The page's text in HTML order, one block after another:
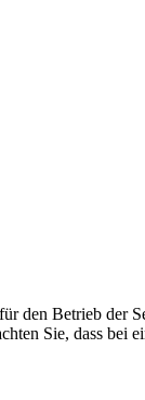
den Betrieb der
Sie, dass